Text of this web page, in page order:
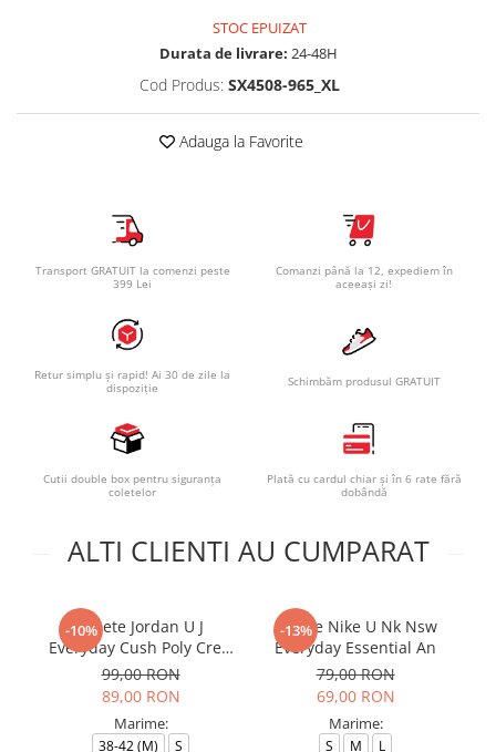
STOC EPUIZAT
Durata de livrare: 24-48H
Cod Produs: SX4508-965_XL
Adauga la Favorite
Transport GRATUIT la comenzi peste
399 Lei
Comanzi până la 12, expediem în
aceeași zi!
Retur simplu și rapid! Ai 30 de zile la
dispoziție
Schimbăm produsul GRATUIT
Cutii double box pentru siguranța
coletelor
Plată cu cardul chiar și în 6 rate fără
dobândă
ALTI CLIENTI AU CUMPARAT
-10%
Sosete Jordan U J
Everyday Cush Poly Crew
3Pr
99,00 RON
89,00 RON
Marime:
38-42 (M) S
-13%
Sosete Nike U Nk Nsw
Everyday Essential An
79,00 RON
69,00 RON
Marime:
S M L